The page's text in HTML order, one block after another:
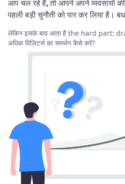
आप चल रहे हैं, तो आपने अपने व्यवसायों
पहली बड़ी चुनौती को पार कर लिया है।
लेकिन इसके बाद आता है the hard part:
अधिक विज़िटर्स का समर्थन कैसे करें?